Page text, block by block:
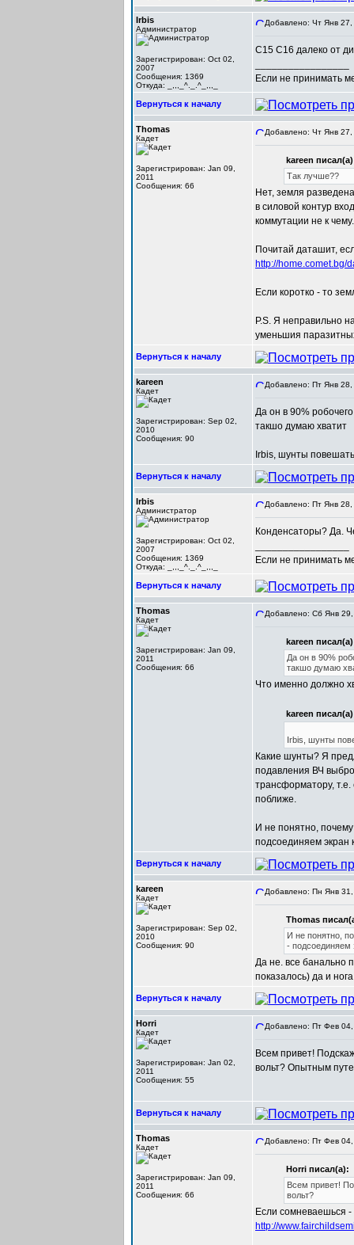
Irbis
Администратор
Зарегистрирован: Oct 02,
2007
Сообщения: 1369
Откуда: _,,,_^._.^_,,,_
Добавлено: Чт Янв
C15 C16 далеко от
Если не принимать
Вернуться к началу
Thomas
Кадет
Зарегистрирован: Jan 09,
2011
Сообщения: 66
Добавлено: Чт Янв
kareen
Так лучше??
Нет, земля
в силовой контур
коммутации не к чему.
Почитай даташит,
http://home.comet.bg/
Если коротко - то
P.S. Я неправильно
уменьшия
Вернуться к началу
kareen
Кадет
Зарегистрирован: Sep 02,
2010
Сообщения: 90
Добавлено: Пт Янв
Да он в 90%
такшо думаю хватит
Irbis, шунты
Вернуться к началу
Irbis
Администратор
Зарегистрирован: Oct 02,
2007
Сообщения: 1369
Откуда: _,,,_^._.^_,,,_
Добавлено: Пт Янв
Конденсаторы? Да.
Если не принимать
Вернуться к началу
Thomas
Кадет
Зарегистрирован: Jan 09,
2011
Сообщения: 66
Добавлено: Сб Янв
kareen
Да он в 90%
такшо думаю
Что именно должно
kareen
Irbis, шунты
Какие шунты? Я
подавления ВЧ
трансформатору,
поближе.
И не понятно,
подсоединяем экран
Вернуться к началу
kareen
Кадет
Зарегистрирован: Sep 02,
2010
Сообщения: 90
Добавлено: Пн Янв
Thomas
И не понятно,
- подсоединяем
Да не. все банально
показалось) да и
Вернуться к началу
Horri
Кадет
Зарегистрирован: Jan 02,
2011
Сообщения: 55
Добавлено: Пт Фев
Всем привет!
вольт? Опытным
Вернуться к началу
Thomas
Кадет
Зарегистрирован: Jan 09,
2011
Сообщения: 66
Добавлено: Пт Фев
Horri писал(а):
Всем привет!
вольт?
Если сомневаешься -
http://